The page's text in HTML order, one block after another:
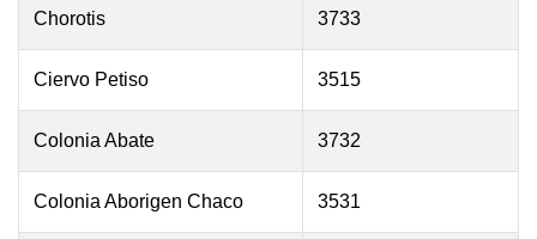
Chorotis 3733
Ciervo Petiso 3515
Colonia Abate 3732
Colonia Aborigen Chaco 3531